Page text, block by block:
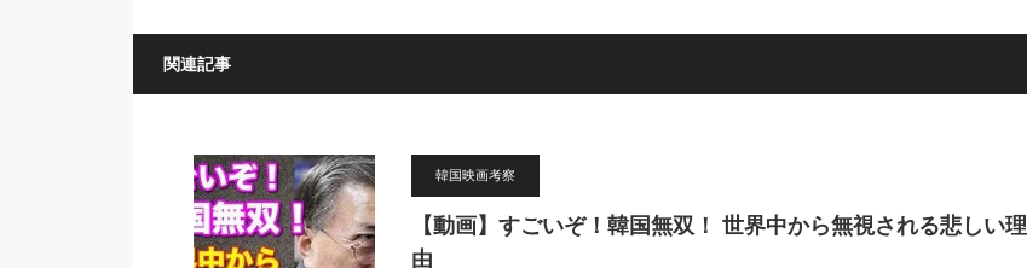
関連記事
韓国映画考察
【動画】すごいぞ！韓国無双！ 世界中から無視される悲しい理
由